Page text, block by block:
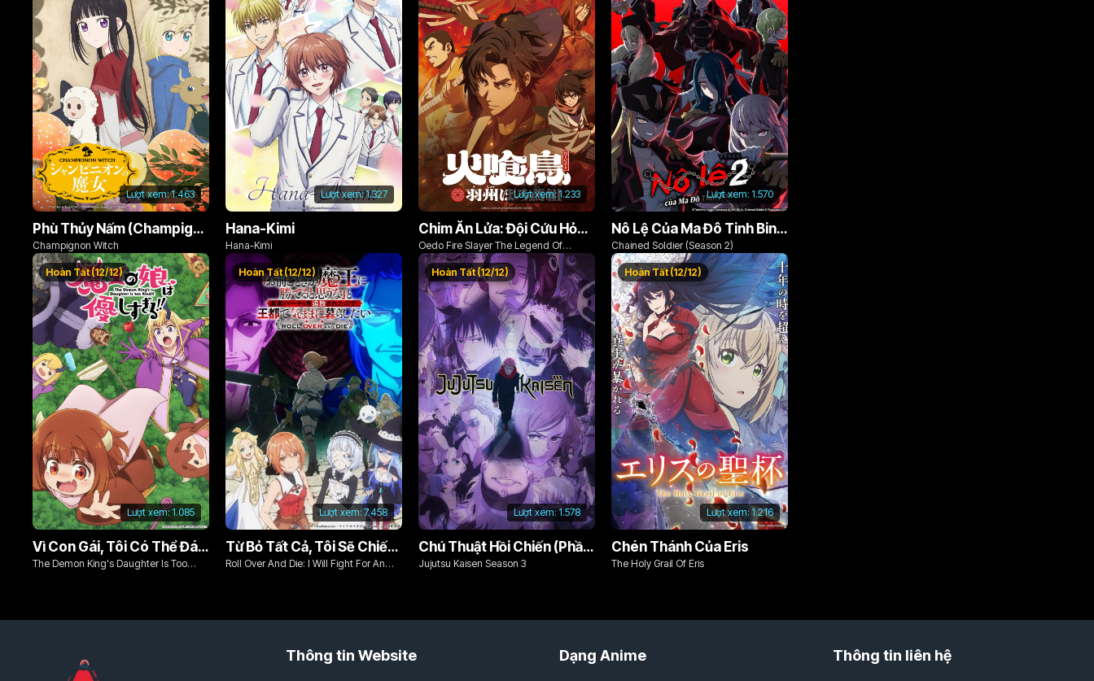
Lượt xem:1.463
Phù Thủy Nấm (Champignon no Majo)
Champignon Witch
Lượt xem:1.327
Hana-Kimi
Hana-Kimi
Lượt xem: 1.233
Chim Ăn Lửa: Đội Cứu Hỏa Rách Rưới Vùng Ushu
Oedo Fire Slayer The Legend Of
Phoenix
Lượt xem: 1.570
Nô Lệ Của Ma Đô Tinh Binh (Phần 2)
Chained Soldier (Season 2)
Lượt xem: 1.085
Hoàn Tất (12/12)
Vì Con Gái, Tôi Có Thể Đánh Bại Cả Ma Vương
The Demon King's Daughter Is Too
Lượt xem: 7.458
Hoàn Tất (12/12)
Từ Bỏ Tất Cả, Tôi Sẽ Chiến Đấu Cho Một Cuộc Sống Bình Thường Với Tình Yêu Của Đời Mình Và Chiếc Thanh Kiếm Bị Nguyền Rủa!
Roll Over And Die: I Will Fight For An
Lượt xem:1.578
Hoàn Tất (12/12)
Chú Thuật Hồi Chiến (Phần 3)
Jujutsu Kaisen Season 3
Lượt xem: 1.216
Hoàn Tất (12/12)
Chén Thánh Của Eris
The Holy Grail Of Eris
Thông tin Website Dạng Anime Thông tin liên hệ